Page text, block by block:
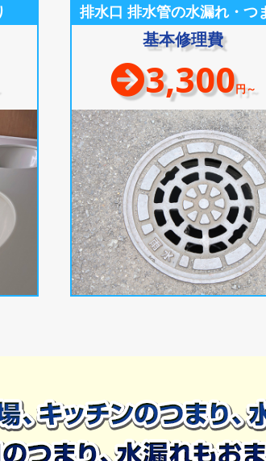
排水口 排水管の水漏れ・つ
基本修理費
3,300円～